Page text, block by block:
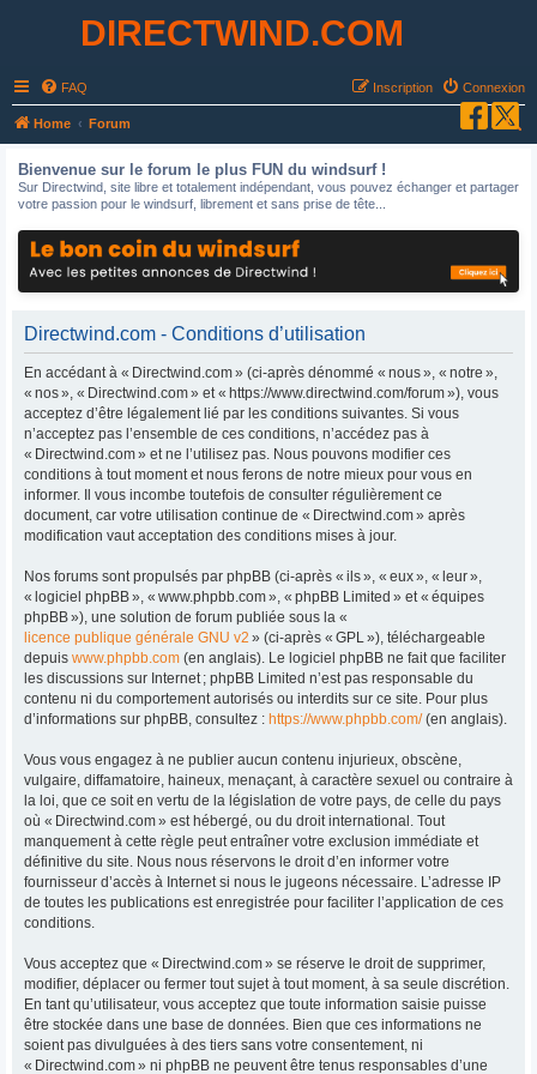
DIRECTWIND.COM
FAQ Connexion
Inscription
Home Forum
Bienvenue sur le forum le plus FUN du windsurf !
Sur Directwind, site libre et totalement indépendant, vous pouvez échanger et partager
votre passion pour le windsurf, librement et sans prise de tête...
Directwind.com - Conditions d’utilisation
En accédant à « Directwind.com » (ci-après dénommé « nous », « notre »,
« nos », « Directwind.com » et « https://www.directwind.com/forum »), vous
acceptez d’être légalement lié par les conditions suivantes. Si vous
n’acceptez pas l’ensemble de ces conditions, n’accédez pas à
« Directwind.com » et ne l’utilisez pas. Nous pouvons modifier ces
conditions à tout moment et nous ferons de notre mieux pour vous en
informer. Il vous incombe toutefois de consulter régulièrement ce
document, car votre utilisation continue de « Directwind.com » après
modification vaut acceptation des conditions mises à jour.
Nos forums sont propulsés par phpBB (ci-après « ils », « eux », « leur »,
« logiciel phpBB », « www.phpbb.com », « phpBB Limited » et « équipes
phpBB »), une solution de forum publiée sous la «
licence publique générale GNU v2 » (ci-après « GPL »), téléchargeable
depuis www.phpbb.com (en anglais). Le logiciel phpBB ne fait que faciliter
les discussions sur Internet ; phpBB Limited n’est pas responsable du
contenu ni du comportement autorisés ou interdits sur ce site. Pour plus
d’informations sur phpBB, consultez : https://www.phpbb.com/(en anglais).
Vous vous engagez à ne publier aucun contenu injurieux, obscène,
vulgaire, diffamatoire, haineux, menaçant, à caractère sexuel ou contraire à
la loi, que ce soit en vertu de la législation de votre pays, de celle du pays
où « Directwind.com » est hébergé, ou du droit international. Tout
manquement à cette règle peut entraîner votre exclusion immédiate et
définitive du site. Nous nous réservons le droit d’en informer votre
fournisseur d’accès à Internet si nous le jugeons nécessaire. L’adresse IP
de toutes les publications est enregistrée pour faciliter l’application de ces
conditions.
Vous acceptez que « Directwind.com » se réserve le droit de supprimer,
modifier, déplacer ou fermer tout sujet à tout moment, à sa seule discrétion.
En tant qu’utilisateur, vous acceptez que toute information saisie puisse
être stockée dans une base de données. Bien que ces informations ne
soient pas divulguées à des tiers sans votre consentement, ni
« Directwind.com » ni phpBB ne peuvent être tenus responsables d’une